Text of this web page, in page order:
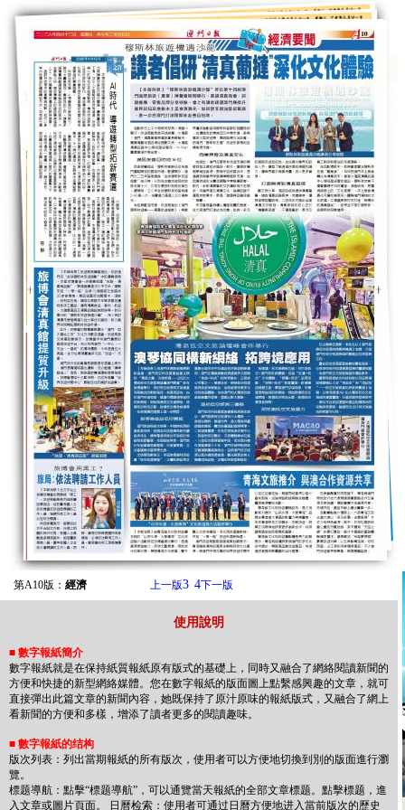
使用說明
■ 數字報紙簡介
數字報紙就是在保持紙質報紙原有版式的基礎上，同時又融合了網絡閱讀新聞的
方便和快捷的新型網絡媒體。您在數字報紙的版面圖上點繫感興趣的文章，就可
直接彈出此篇文章的新聞內容，她既保持了原汁原味的報紙版式，又融合了網上
看新聞的方便和多樣，增添了讀者更多的閱讀趣味。
■ 數字報紙的结构
版次列表：列出當期報紙的所有版次，使用者可以方便地切換到別的版面進行瀏
覽。
標题導航：點擊“標题導航”，可以通覽當天報紙的全部文章標题。點擊標题，進
入文章或圖片頁面。 日曆检索：使用者可通过日曆方便地进入當前版次的歷史
第A10版： 經濟 上一版3 4下一版